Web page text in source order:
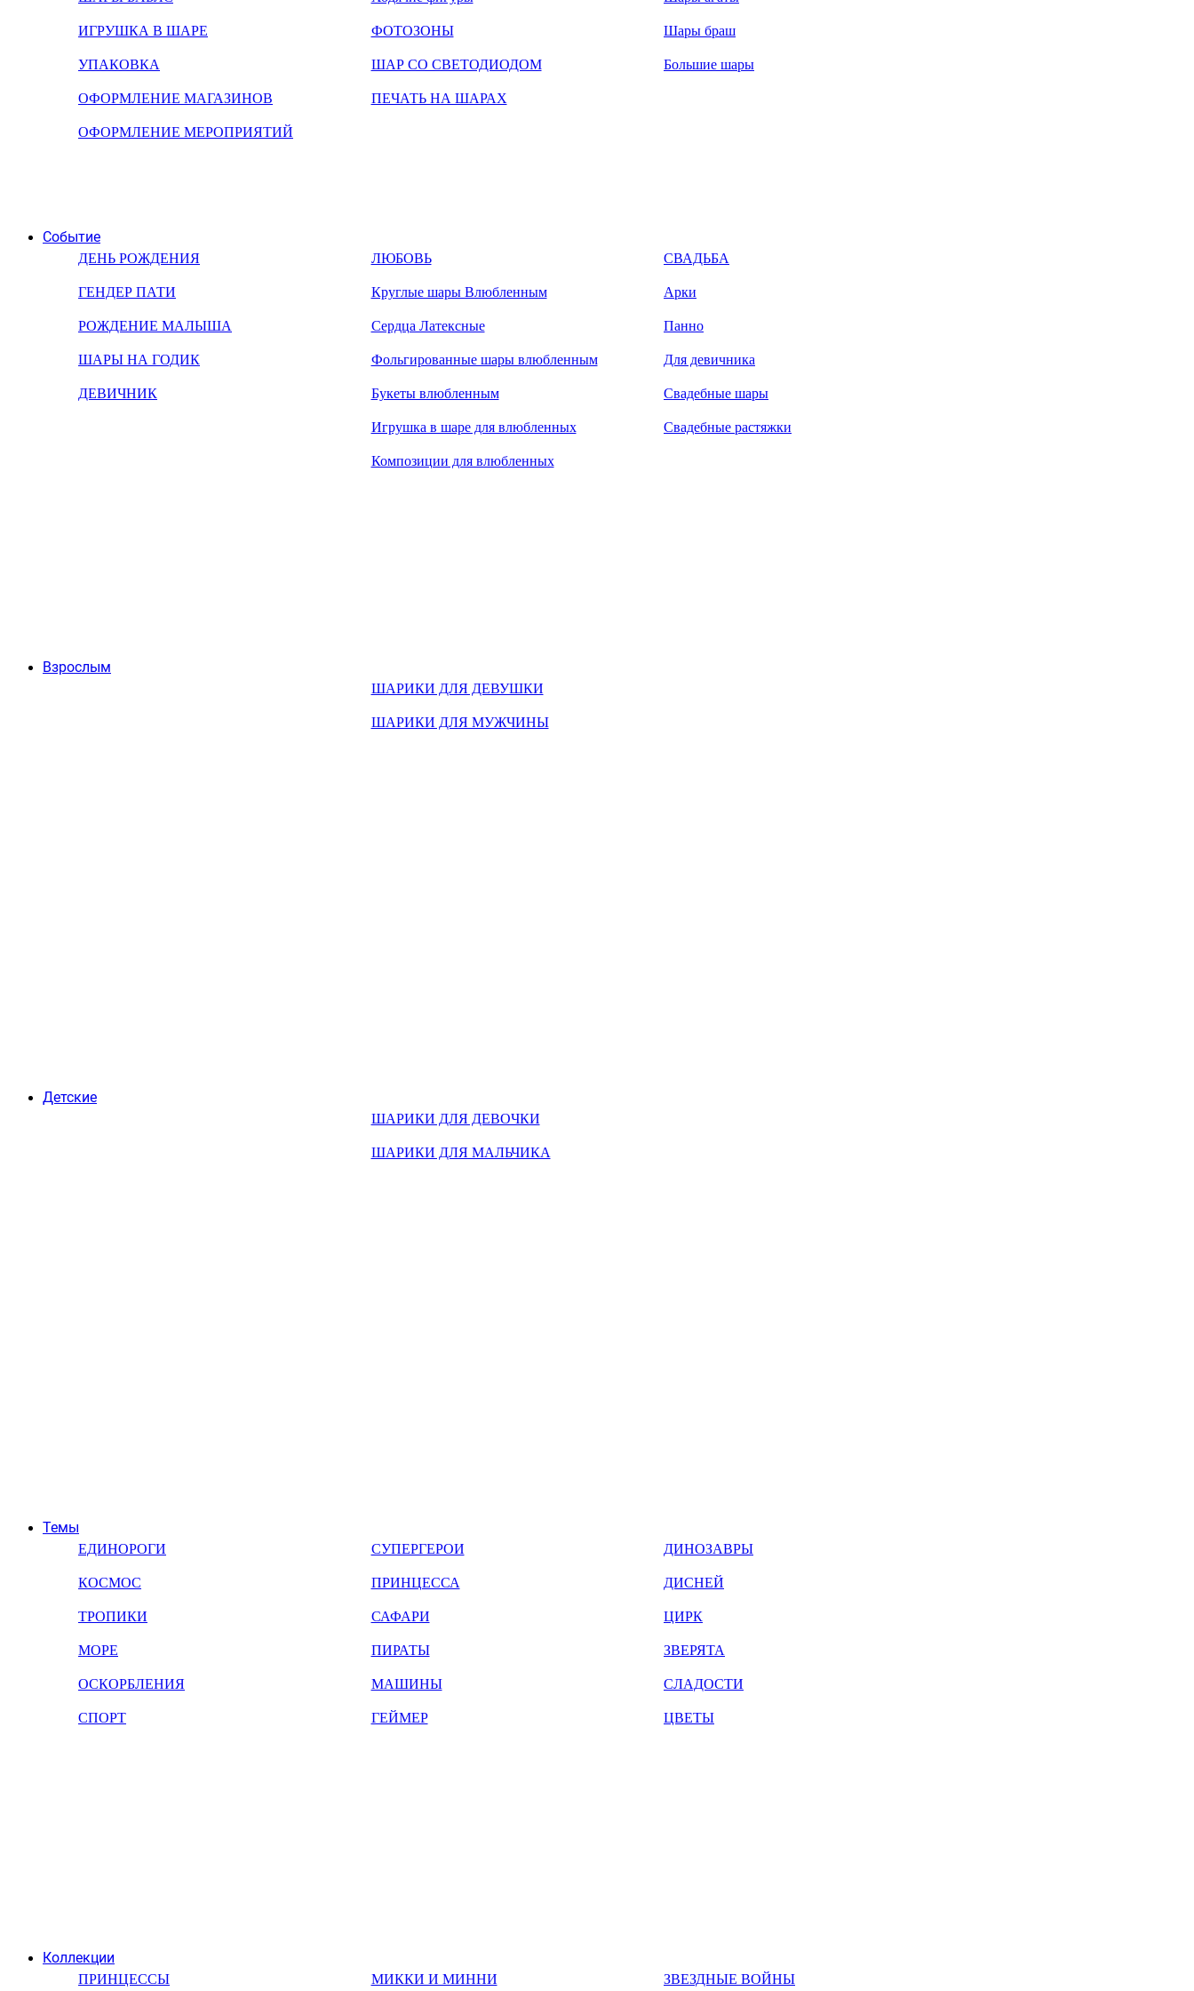
ИГРУШКА В ШАРЕ
УПАКОВКА
ОФОРМЛЕНИЕ МАГАЗИНОВ
ОФОРМЛЕНИЕ МЕРОПРИЯТИЙ
ФОТОЗОНЫ
ШАР СО СВЕТОДИОДОМ
ПЕЧАТЬ НА ШАРАХ
Шары браш
Большие шары
Событие
ДЕНЬ РОЖДЕНИЯ
ГЕНДЕР ПАТИ
РОЖДЕНИЕ МАЛЫША
ШАРЫ НА ГОДИК
ДЕВИЧНИК
ЛЮБОВЬ
Круглые шары Влюбленным
Сердца Латексные
Фольгированные шары влюбленным
Букеты влюбленным
Игрушка в шаре для влюбленных
Композиции для влюбленных
СВАДЬБА
Арки
Панно
Для девичника
Свадебные шары
Свадебные растяжки
Взрослым
ШАРИКИ ДЛЯ ДЕВУШКИ
ШАРИКИ ДЛЯ МУЖЧИНЫ
Детские
ШАРИКИ ДЛЯ ДЕВОЧКИ
ШАРИКИ ДЛЯ МАЛЬЧИКА
Темы
ЕДИНОРОГИ
КОСМОС
ТРОПИКИ
МОРЕ
ОСКОРБЛЕНИЯ
СПОРТ
СУПЕРГЕРОИ
ПРИНЦЕССА
САФАРИ
ПИРАТЫ
МАШИНЫ
ГЕЙМЕР
ДИНОЗАВРЫ
ДИСНЕЙ
ЦИРК
ЗВЕРЯТА
СЛАДОСТИ
ЦВЕТЫ
Коллекции
ПРИНЦЕССЫ МИККИ И МИННИ ЗВЕЗДНЫЕ ВОЙНЫ